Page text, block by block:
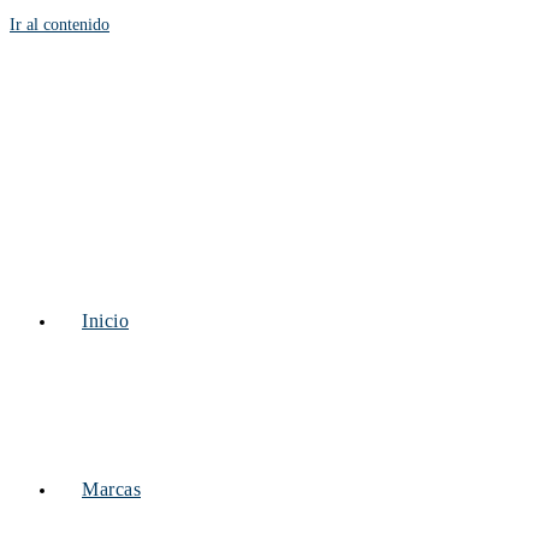
Ir al contenido
Inicio
Marcas